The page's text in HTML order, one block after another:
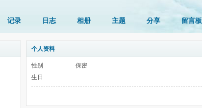
记录 日志 相册 主题 分享 留言板
个人资料
性别
保密
生日